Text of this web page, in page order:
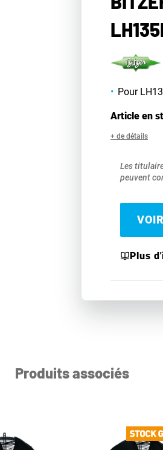
Pour
Article en
+ de détails
Les
peuvent
Plus
Produits associés